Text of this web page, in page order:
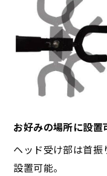
お好みの場所に設置
ヘッド受け部は首
設置可能。